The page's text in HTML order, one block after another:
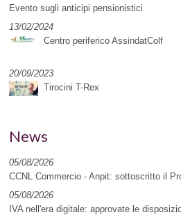
Evento sugli anticipi pensionistici
13/02/2024
Centro periferico AssindatColf
20/09/2023
Tirocini T-Rex
News
05/08/2026
CCNL Commercio - Anpit: sottoscritto il
05/08/2026
IVA nell'era digitale: approvate le